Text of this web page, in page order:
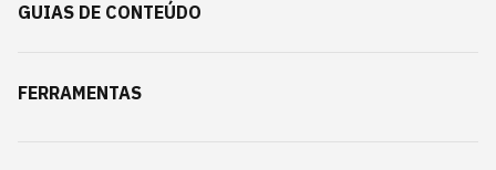
GUIAS DE CONTEÚDO
FERRAMENTAS